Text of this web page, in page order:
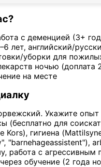
с деменцией (3+
лет, английский/
уборки для
ночью (доплата
на месте
Укажите
(бесплатно для
Kors), гигиена
"barnehageassistent"),
с агрессивным
обучение (2 года